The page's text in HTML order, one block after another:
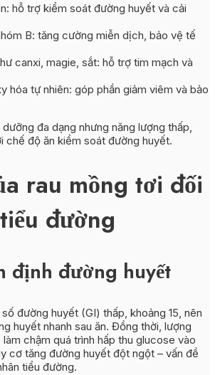
hỗ trợ kiểm soát đường huyết và cải
B: tăng cường miễn dịch, bảo vệ tế
canxi, magie, sắt: hỗ trợ tim mạch và
hóa tự nhiên: góp phần giảm viêm và bảo
đa dạng nhưng năng lượng thấp,
chế độ ăn kiểm soát đường huyết.
rau mồng tơi đối
đường
định đường huyết
đường huyết (GI) thấp, khoảng 15, nên
huyết nhanh sau ăn. Đồng thời, lượng
chậm quá trình hấp thu glucose vào
cơ tăng đường huyết đột ngột – vấn đề
tiểu đường.